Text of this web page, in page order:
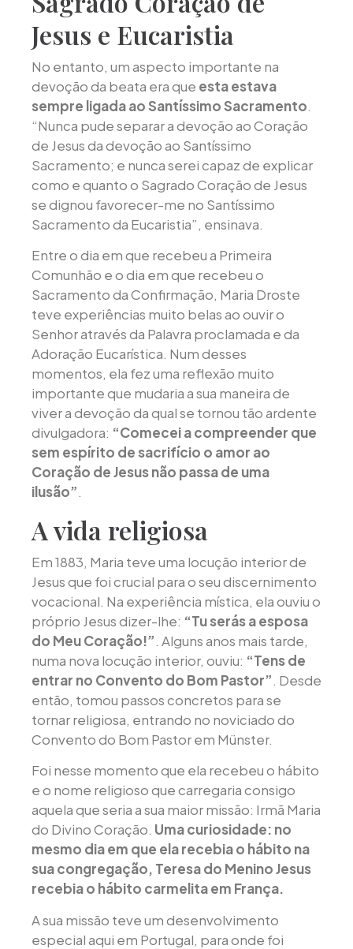
Jesus e Eucaristia
No entanto, um aspecto importante na
devoção da beata era que esta estava
sempre ligada ao Santíssimo Sacramento.
“Nunca pude separar a devoção ao Coração
de Jesus da devoção ao Santíssimo
Sacramento; e nunca serei capaz de explicar
como e quanto o Sagrado Coração de Jesus
se dignou favorecer-me no Santíssimo
Sacramento da Eucaristia”, ensinava.
Entre o dia em que recebeu a Primeira
Comunhão e o dia em que recebeu o
Sacramento da Confirmação, Maria Droste
teve experiências muito belas ao ouvir o
Senhor através da Palavra proclamada e da
Adoração Eucarística. Num desses
momentos, ela fez uma reflexão muito
importante que mudaria a sua maneira de
viver a devoção da qual se tornou tão ardente
divulgadora: “Comecei a compreender que
sem espírito de sacrifício o amor ao
Coração de Jesus não passa de uma
ilusão”.
A vida religiosa
Em 1883, Maria teve uma locução interior de
Jesus que foi crucial para o seu discernimento
vocacional. Na experiência mística, ela ouviu o
próprio Jesus dizer-lhe: “Tu serás a esposa
do Meu Coração!”. Alguns anos mais tarde,
numa nova locução interior, ouviu: “Tens de
entrar no Convento do Bom Pastor”. Desde
então, tomou passos concretos para se
tornar religiosa, entrando no noviciado do
Convento do Bom Pastor em Münster.
Foi nesse momento que ela recebeu o hábito
e o nome religioso que carregaria consigo
aquela que seria a sua maior missão: Irmã Maria
do Divino Coração. Uma curiosidade: no
mesmo dia em que ela recebia o hábito na
sua congregação, Teresa do Menino Jesus
recebia o hábito carmelita em França.
A sua missão teve um desenvolvimento
especial aqui em Portugal, para onde foi